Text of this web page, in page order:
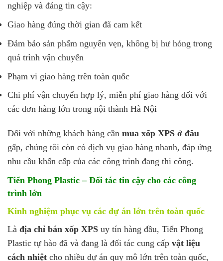
nghiệp và đáng tin cậy:
Giao hàng đúng thời gian đã cam kết
Đảm bảo sản phẩm nguyên vẹn, không bị hư hỏng trong
quá trình vận chuyển
Phạm vi giao hàng trên toàn quốc
Chi phí vận chuyển hợp lý, miễn phí giao hàng đối với
các đơn hàng lớn trong nội thành Hà Nội
Đối với những khách hàng cần mua xốp XPS ở đâu
gấp, chúng tôi còn có dịch vụ giao hàng nhanh, đáp ứng
nhu cầu khẩn cấp của các công trình đang thi công.
Tiến Phong Plastic – Đối tác tin cậy cho các công
trình lớn
Kinh nghiệm phục vụ các dự án lớn trên toàn quốc
Là địa chỉ bán xốp XPS uy tín hàng đầu, Tiến Phong
Plastic tự hào đã và đang là đối tác cung cấp vật liệu
cách nhiệt cho nhiều dự án quy mô lớn trên toàn quốc,